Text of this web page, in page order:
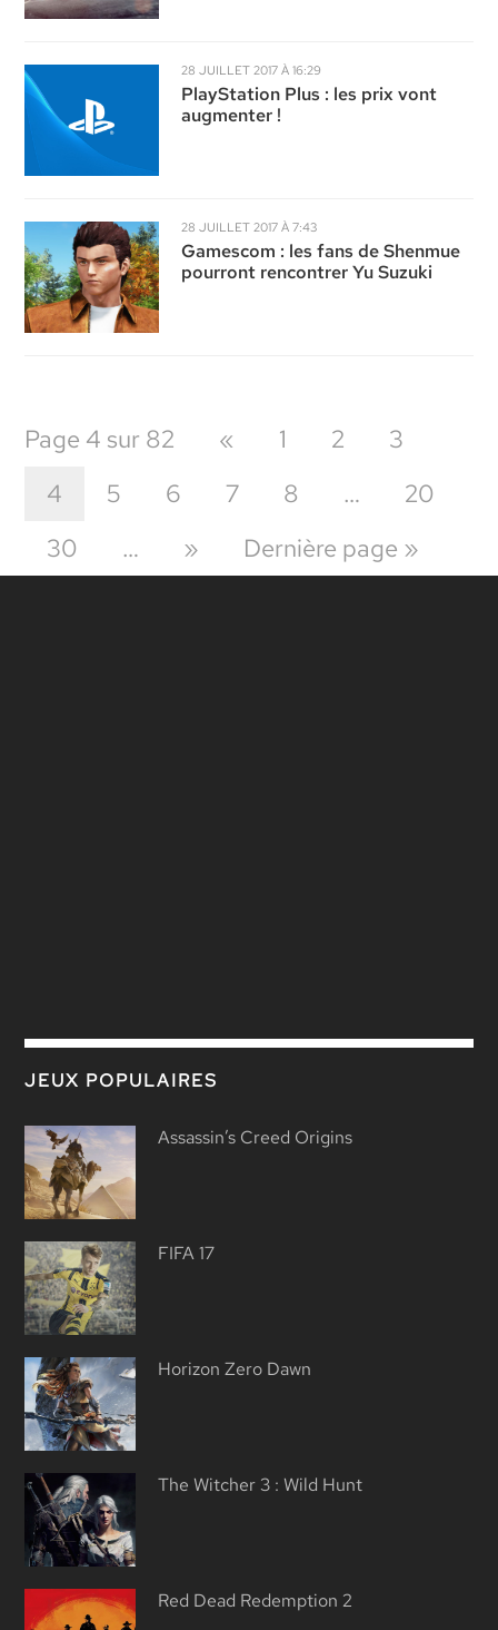
28 JUILLET 2017 À 16:29
PlayStation Plus : les prix vont
augmenter !
28 JUILLET 2017 À 7:43
Gamescom : les fans de Shenmue
pourront rencontrer Yu Suzuki
Page 4 sur 82 « 1 2
3
4
5 6 7 8 …
20
30
… » Dernière page »
JEUX POPULAIRES
Assassin’s Creed Origins
FIFA 17
Horizon Zero Dawn
The Witcher 3 : Wild Hunt
Red Dead Redemption 2